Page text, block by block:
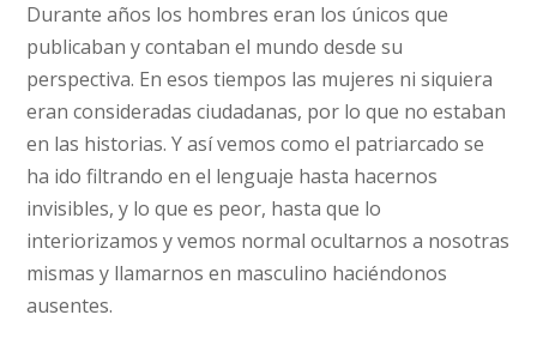
Durante años los hombres eran los únicos que
publicaban y contaban el mundo desde su
perspectiva. En esos tiempos las mujeres ni siquiera
eran consideradas ciudadanas, por lo que no estaban
en las historias. Y así vemos como el patriarcado se
ha ido filtrando en el lenguaje hasta hacernos
invisibles, y lo que es peor, hasta que lo
interiorizamos y vemos normal ocultarnos a nosotras
mismas y llamarnos en masculino haciéndonos
ausentes.